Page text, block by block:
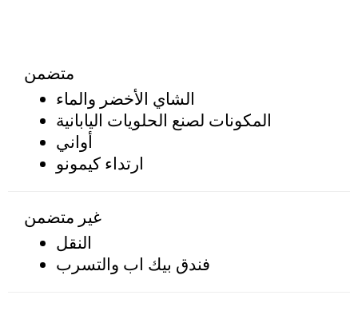
متضمن
الشاي الأخضر والماء
المكونات لصنع الحلويات اليابانية
أواني
ارتداء كيمونو
غير متضمن
النقل
فندق بيك اب والتسرب